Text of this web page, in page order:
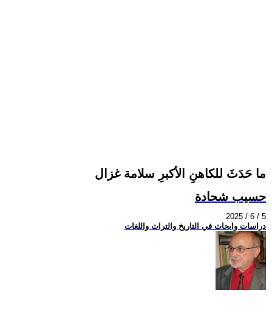
ما حَدَثَ للكاهنِ الأكبرِ سلامة غزال
حسيب شحادة
2025 / 6 / 5
دراسات وابحاث في التاريخ والتراث واللغات